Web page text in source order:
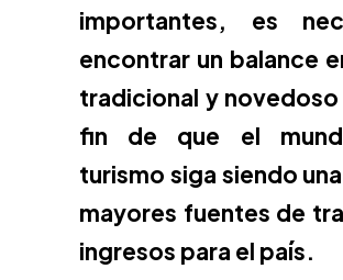
importantes, es
encontrar un balance
tradicional y
fin de que el
turismo siga siendo
mayores fuentes de
ingresos para el país.